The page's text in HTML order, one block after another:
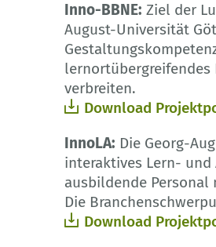
Inno-BBNE: Ziel der
August-Universität
lernortübergreifendes
verbreiten.
Download
InnoLA: Die Georg-
interaktives Lern-
ausbildende
Die
Download